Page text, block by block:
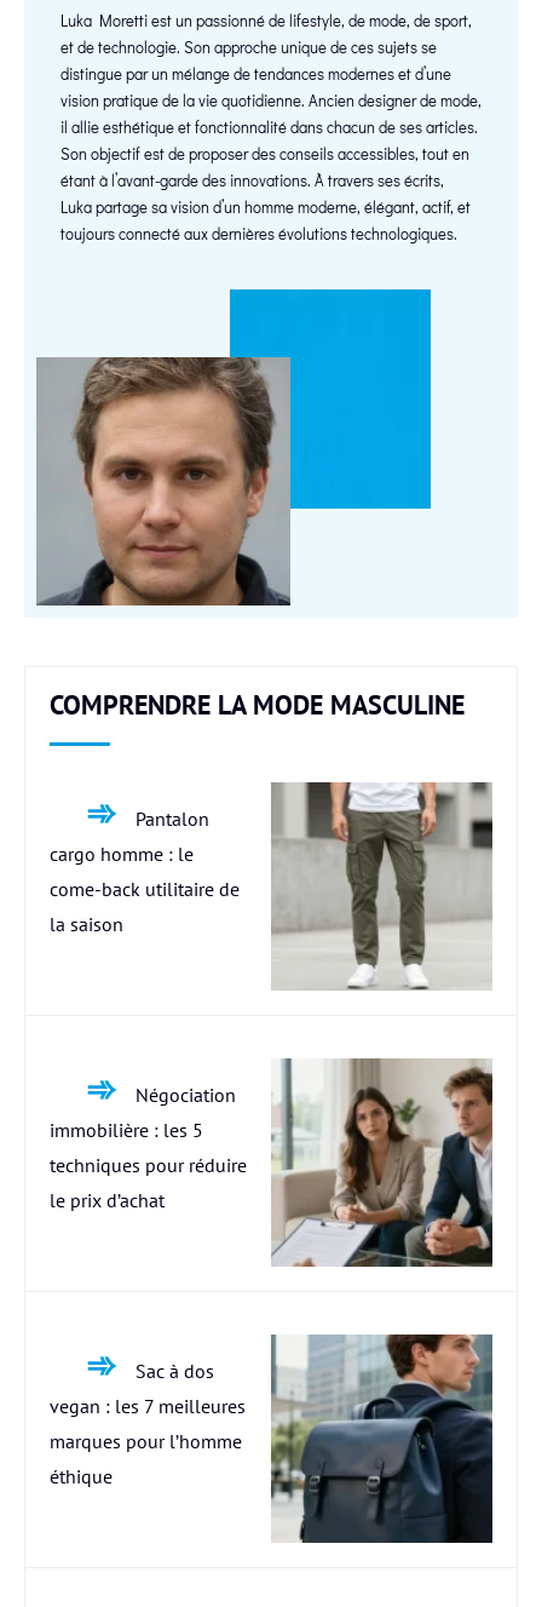
Luka Moretti est un passionné de lifestyle, de mode, de sport,
et de technologie. Son approche unique de ces sujets se
distingue par un mélange de tendances modernes et d’une
vision pratique de la vie quotidienne. Ancien designer de mode,
il allie esthétique et fonctionnalité dans chacun de ses articles.
Son objectif est de proposer des conseils accessibles, tout en
étant à l’avant-garde des innovations. À travers ses écrits,
Luka partage sa vision d’un homme moderne, élégant, actif, et
toujours connecté aux dernières évolutions technologiques.
COMPRENDRE LA MODE MASCULINE
Pantalon
cargo homme : le
come-back utilitaire de
la saison
Négociation
immobilière : les 5
techniques pour réduire
le prix d’achat
Sac à dos
vegan : les 7 meilleures
marques pour l’homme
éthique